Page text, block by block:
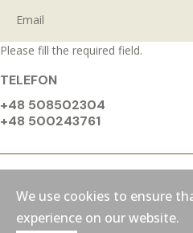
Please fill the required field.
TELEFON
+48 508502304
+48 500243761
© 2026
We use cookies to ensure
experience on our website.